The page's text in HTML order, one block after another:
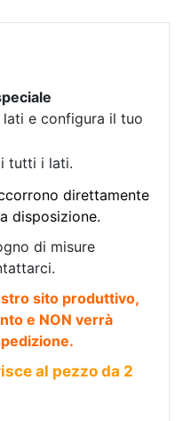
e configura il tuo
tutti i lati.
direttamente
disposizione.
di misure
sito produttivo,
e NON verrà
al pezzo da 2